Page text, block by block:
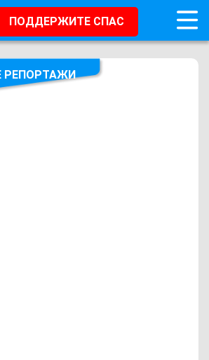
ПОДДЕРЖИТЕ СПАС
РЕПОРТАЖИ